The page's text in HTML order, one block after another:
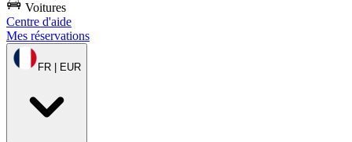
Voitures
Centre d'aide
Mes réservations
FR | EUR